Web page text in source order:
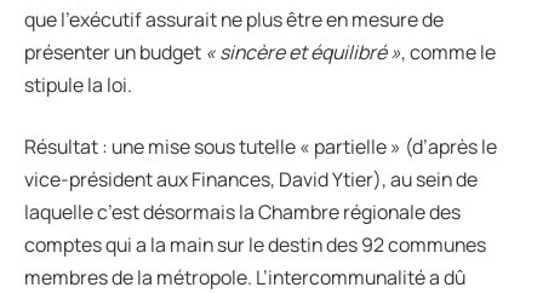
que l’exécutif assurait ne plus être en mesure de
présenter un budget « sincère et équilibré », comme le
stipule la loi.
Résultat : une mise sous tutelle « partielle » (d’après le
vice-président aux Finances, David Ytier), au sein de
laquelle c’est désormais la Chambre régionale des
comptes qui a la main sur le destin des 92 communes
membres de la métropole. L’intercommunalité a dû